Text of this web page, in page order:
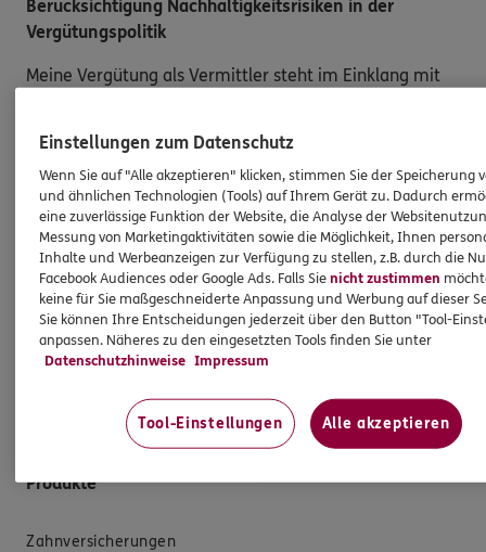
Berücksichtigung Nachhaltigkeitsrisiken in der
Vergütungspolitik
Meine Vergütung als Vermittler steht im Einklang mit
einhergehen. Dies gilt ebenso für die Vergütung der
Angestellten in meiner Agentur und/oder sonstige für
die Agentur tätige Personen. Die Berücksichtigung von
Nachhaltigkeitsrisiken hat insbesondere keinen Einfluss
darauf, ob ich für die Vermittlung eines
Versicherungsanlageproduktes eine Vergütung erhalte
oder darauf, wie hoch diese Vergütung ausfällt.
Gleiches gilt für die Vergütung von Mitarbeitern
und/oder sonstigen für die Agentur tätigen Personen.
Produkte
Zahnversicherungen
Einstellungen zum Datenschutz
Wenn Sie auf "Alle akzeptieren" klicken, stimmen Sie der Speicherung
und ähnlichen Technologien (Tools) auf Ihrem Gerät zu. Dadurch
eine zuverlässige Funktion der Website, die Analyse der
Messung von Marketingaktivitäten sowie die Möglichkeit, Ihnen
Inhalte und Werbeanzeigen zur Verfügung zu stellen, z.B. durch die
Facebook Audiences oder Google Ads. Falls Sienicht zustimmen
keine für Sie maßgeschneiderte Anpassung und Werbung auf dieser
Sie können Ihre Entscheidungen jederzeit über den Button "Tool-
anpassen. Näheres zu den eingesetzten Tools finden Sie unter
Datenschutzhinweise Impressum
Tool-Einstellungen Alle akzeptieren